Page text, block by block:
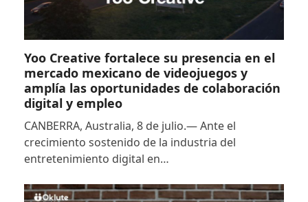
Yoo Creative fortalece su presencia en el
mercado mexicano de videojuegos y
amplía las oportunidades de colaboración
digital y empleo
CANBERRA, Australia, 8 de julio.— Ante el
crecimiento sostenido de la industria del
entretenimiento digital en…